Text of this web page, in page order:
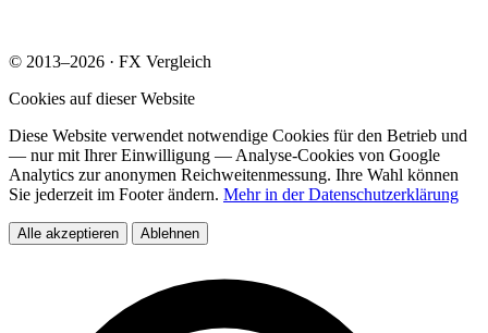
© 2013–2026 · FX Vergleich
Cookies auf dieser Website
Diese Website verwendet notwendige Cookies für den Betrieb und
— nur mit Ihrer Einwilligung — Analyse-Cookies von Google
Analytics zur anonymen Reichweitenmessung. Ihre Wahl können
Sie jederzeit im Footer ändern. Mehr in der Datenschutzerklärung
Alle akzeptieren Ablehnen